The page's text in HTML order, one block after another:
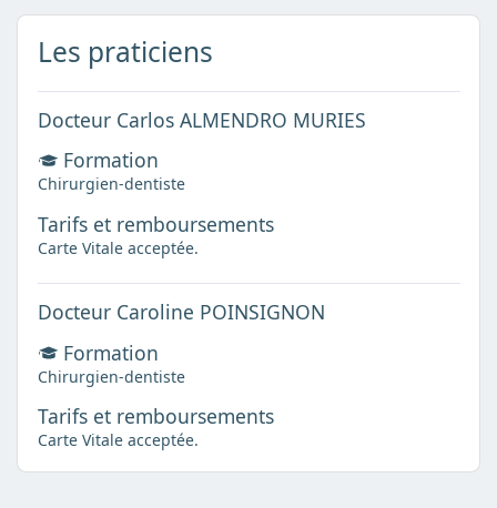
Les praticiens
Docteur Carlos ALMENDRO MURIES
Formation
Chirurgien-dentiste
Tarifs et remboursements
Carte Vitale acceptée.
Docteur Caroline POINSIGNON
Formation
Chirurgien-dentiste
Tarifs et remboursements
Carte Vitale acceptée.